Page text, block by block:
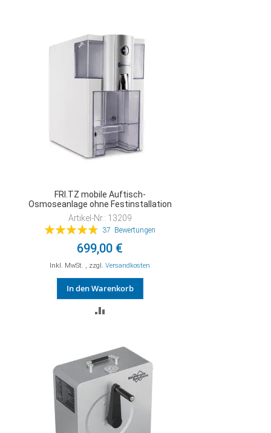
FRI.TZ mobile Auftisch-
Osmoseanlage ohne Festinstallation
Artikel-Nr.: 13209
Bewertung:
37 Bewertungen
699,00 €
Inkl. MwSt. , zzgl. Versandkosten
In den Warenkorb
HINZUFÜGEN